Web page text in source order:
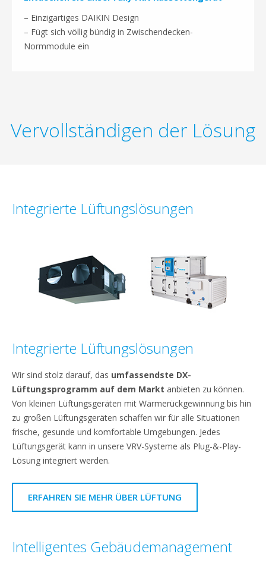
– Einzigartiges DAIKIN Design
– Fügt sich völlig bündig in Zwischendecken-
Normmodule ein
Vervollständigen der Lösung
Integrierte Lüftungslösungen
Integrierte Lüftungslösungen
Wir sind stolz darauf, das umfassendste DX-
Lüftungsprogramm auf dem Markt anbieten zu können.
Von kleinen Lüftungsgeräten mit Wärmerückgewinnung bis hin
zu großen Lüftungsgeräten schaffen wir für alle Situationen
frische, gesunde und komfortable Umgebungen. Jedes
Lüftungsgerät kann in unsere VRV-Systeme als Plug-&-Play-
Lösung integriert werden.
ERFAHREN SIE MEHR ÜBER LÜFTUNG
Intelligentes Gebäudemanagement